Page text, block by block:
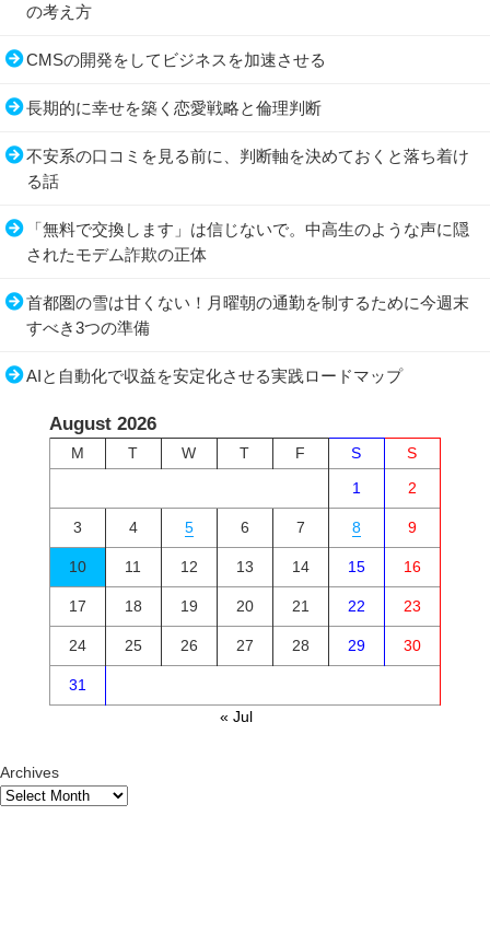
の考え方
CMSの開発をしてビジネスを加速させる
長期的に幸せを築く恋愛戦略と倫理判断
不安系の口コミを見る前に、判断軸を決めておくと落ち着け
る話
「無料で交換します」は信じないで。中高生のような声に隠
されたモデム詐欺の正体
首都圏の雪は甘くない！月曜朝の通勤を制するために今週末
すべき3つの準備
AIと自動化で収益を安定化させる実践ロードマップ
August 2026
M T W T F S
S
1
2
3 4 5 6 7 8 9
10 11 12 13 14 15 16
17 18 19 20 21 22 23
24 25 26 27 28 29 30
31
« Jul
Archives